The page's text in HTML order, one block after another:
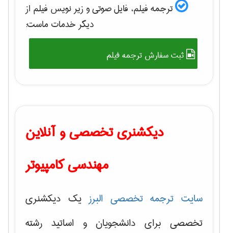
ترجمه فیلم، فایل صوتی و زیر نویس فیلم از
دیگر خدمات ماست:
ثبت سفارش ترجمه فیلم
دیکشنری تخصصی و آنلاین
مهندسی کامپیوتر
سایت ترجمه تخصصی البرزیک دیکشنری
تخصصی برای دانشجویان و اساتید رشته